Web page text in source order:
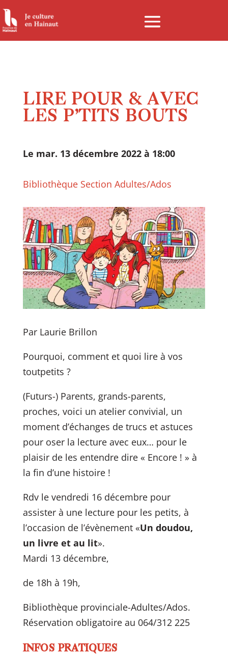
Panneau de gestion des cookies
LIRE POUR & AVEC
LES P’TITS BOUTS
Le mar. 13 décembre 2022 à 18:00
Bibliothèque Section Adultes/Ados
Par Laurie Brillon
Pourquoi, comment et quoi lire à vos
toutpetits ?
(Futurs-) Parents, grands-parents,
proches, voici un atelier convivial, un
moment d’échanges de trucs et astuces
pour oser la lecture avec eux… pour le
plaisir de les entendre dire « Encore ! » à
la fin d’une histoire !
Rdv le vendredi 16 décembre pour
assister à une lecture pour les petits, à
l’occasion de l’évènement «Un doudou,
un livre et au lit».
Mardi 13 décembre,
de 18h à 19h,
Bibliothèque provinciale-Adultes/Ados.
Réservation obligatoire au 064/312 225
INFOS PRATIQUES